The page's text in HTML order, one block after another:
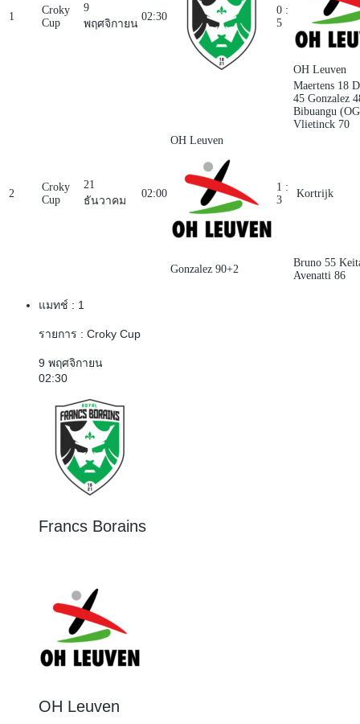
1
Croky
Cup
9
พฤศจิกายน
02:30
0 :
5
OH Leuven
Maertens 18
45 Gonzalez
Bibuangu
Vlietinck 70
2
Croky
Cup
21
ธันวาคม
02:00
OH Leuven
1 :
3
Kortrijk
Gonzalez 90+2
Bruno 55
Avenatti 86
แมทช์ : 1
รายการ : Croky Cup
9 พฤศจิกายน
02:30
Francs Borains
OH Leuven